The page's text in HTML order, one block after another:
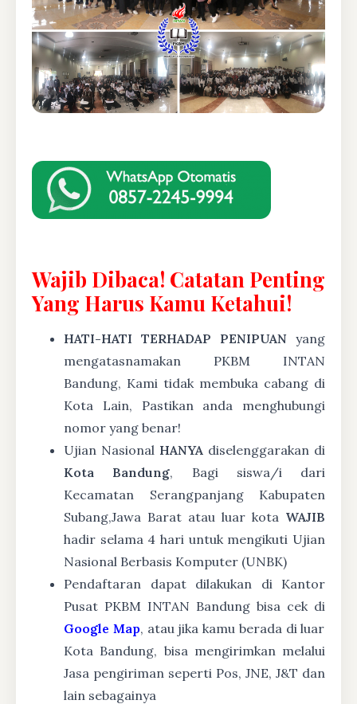
Wajib Dibaca! Catatan Penting
Yang Harus Kamu Ketahui!
HATI-HATI TERHADAP PENIPUAN yang
mengatasnamakan PKBM INTAN
Bandung, Kami tidak membuka cabang di
Kota Lain, Pastikan anda menghubungi
nomor yang benar!
Ujian Nasional HANYA diselenggarakan di
Kota Bandung, Bagi siswa/i dari
Kecamatan Serangpanjang Kabupaten
Subang,Jawa Barat atau luar kota WAJIB
hadir selama 4 hari untuk mengikuti Ujian
Nasional Berbasis Komputer (UNBK)
Pendaftaran dapat dilakukan di Kantor
Pusat PKBM INTAN Bandung bisa cek di
Google Map, atau jika kamu berada di luar
Kota Bandung, bisa mengirimkan melalui
Jasa pengiriman seperti Pos, JNE, J&T dan
lain sebagainya